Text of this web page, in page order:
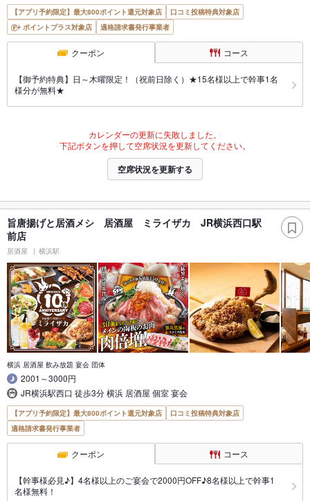
【アプリ予約限定】最大800ポイント還元対象店
口コミ投稿特典対象店
ポイントプラス対象店
適格請求書発行事業者
クーポン コース
【御予約特典】日～木曜限定！（祝前日除く）★15名様以上で幹事1名
様分が無料★
カレンダーの更新に失敗しました。
下記ボタンを押して空席状況を更新してください。
空席状況を更新する
旨唐揚げと居酒メシ 居酒屋 ミライザカ JR横浜西口駅
前店
居酒屋 横浜駅
横浜 居酒屋 飲み放題 宴会 団体
2001～3000円
JR横浜駅西口 徒歩3分 横浜 居酒屋 個室 宴会
【アプリ予約限定】最大800ポイント還元対象店
口コミ投稿特典対象店
適格請求書発行事業者
クーポン コース
【幹事様必見♪】4名様以上のご宴会で2000円OFF♪8名様以上で幹事1
名様無料！